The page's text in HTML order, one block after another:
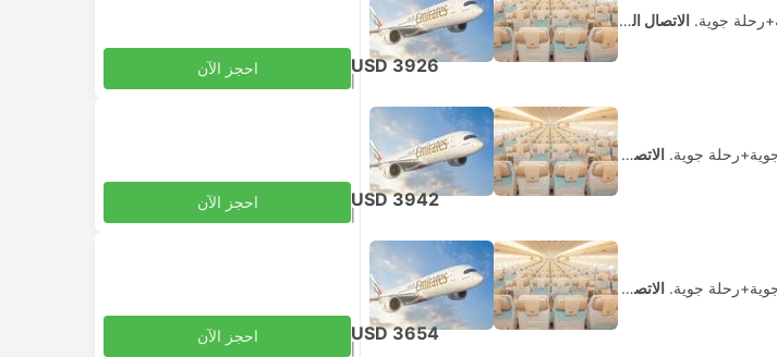
الاتصال الذاتي
USD 3926 احجز الآن
الاتصال الذاتي
USD 3942 احجز الآن
الاتصال الذاتي
USD 3654 احجز الآن